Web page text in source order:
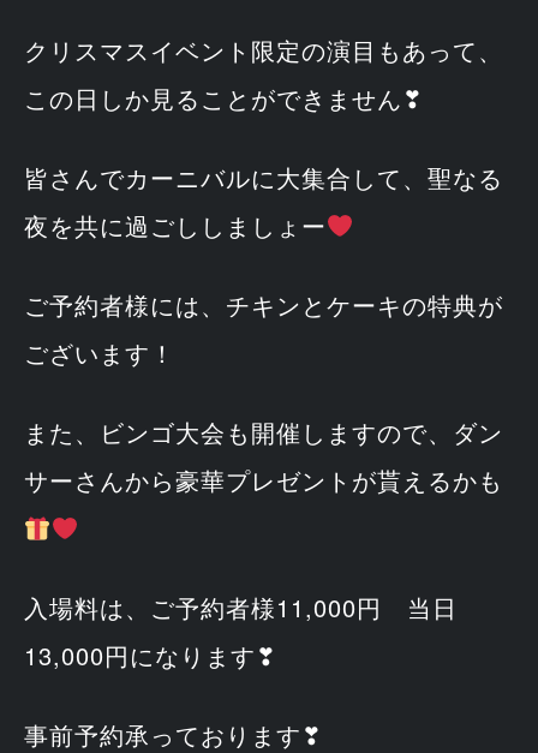
クリスマスイベント限定の演目もあって、
この日しか見ることができません❣
皆さんでカーニバルに大集合して、聖なる
夜を共に過ごししましょー
ご予約者様には、チキンとケーキの特典が
ございます！
また、ビンゴ大会も開催しますので、ダン
サーさんから豪華プレゼントが貰えるかも
入場料は、ご予約者様11,000円 当日
13,000円になります❣
事前予約承っております❣